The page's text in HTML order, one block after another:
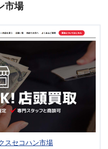
市場
スセコハン市場